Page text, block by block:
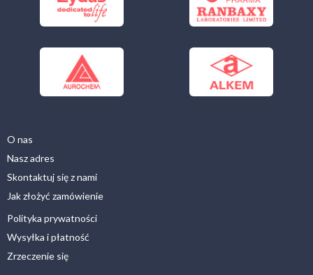
O nas
Nasz adres
Skontaktuj się z nami
Jak złożyć zamówienie
Polityka prywatności
Wysyłka i płatność
Zrzeczenie się